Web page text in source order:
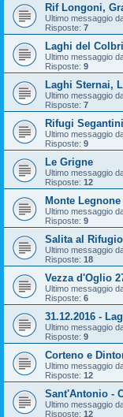
Rif Longoni,
Ultimo messaggio
Risposte: 7
Laghi del
Ultimo messaggio
Risposte: 9
Laghi Sternai,
Ultimo messaggio
Risposte: 7
Rifugi
Ultimo messaggio
Risposte: 9
Le Grigne
Ultimo messaggio
Risposte: 12
Monte Legnone
Ultimo messaggio
Risposte: 9
Salita al
Ultimo messaggio
Risposte: 18
Vezza d'Oglio
Ultimo messaggio
Risposte: 6
31.12.2016 -
Ultimo messaggio
Risposte: 9
Corteno e
Ultimo messaggio
Risposte: 12
Sant'Antonio -
Ultimo messaggio
Risposte: 12